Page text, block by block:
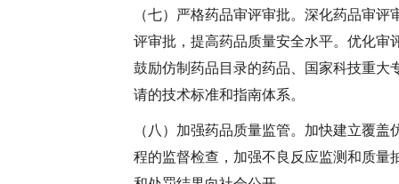
（七）严格药品审评审批。 深化药品审评
评审批，提高药品质量安全水平。优化审
鼓励仿制药品目录的药品、国家科技重大
请的技术标准和指南体系。
（八）加强药品质量监管。 加快建立覆盖
程的监督检查，加强不良反应监测和质量